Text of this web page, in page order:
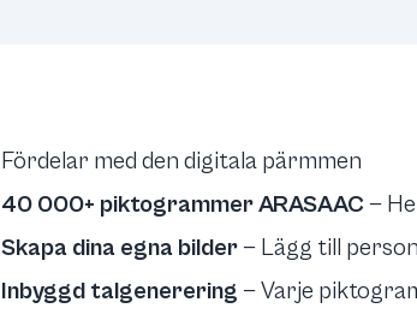
Fördelar med den digitala pärmmen
40 000+ piktogrammer ARASAAC —
Skapa dina egna bilder — Lägg till
Inbyggd talgenerering — Varje